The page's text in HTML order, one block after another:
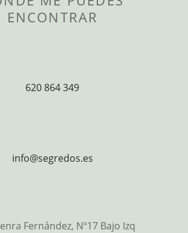
ENCONTRAR
620 864 349
info@segredos.es
Fernández, Nº17 Bajo Izq